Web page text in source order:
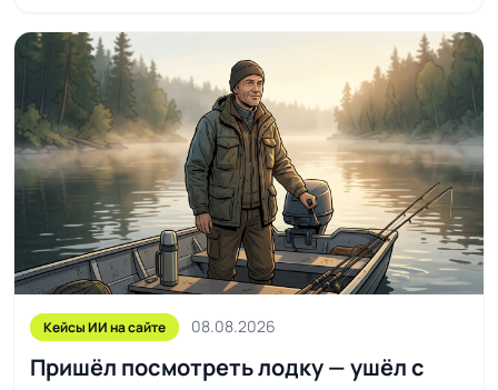
Кейсы ИИ на сайте 08.08.2026
Пришёл посмотреть лодку — ушёл с